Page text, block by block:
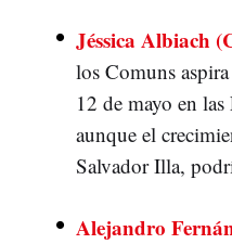
Jéssica Albiach
los Comuns
12 de mayo en
aunque el
Salvador Illa,
Alejandro